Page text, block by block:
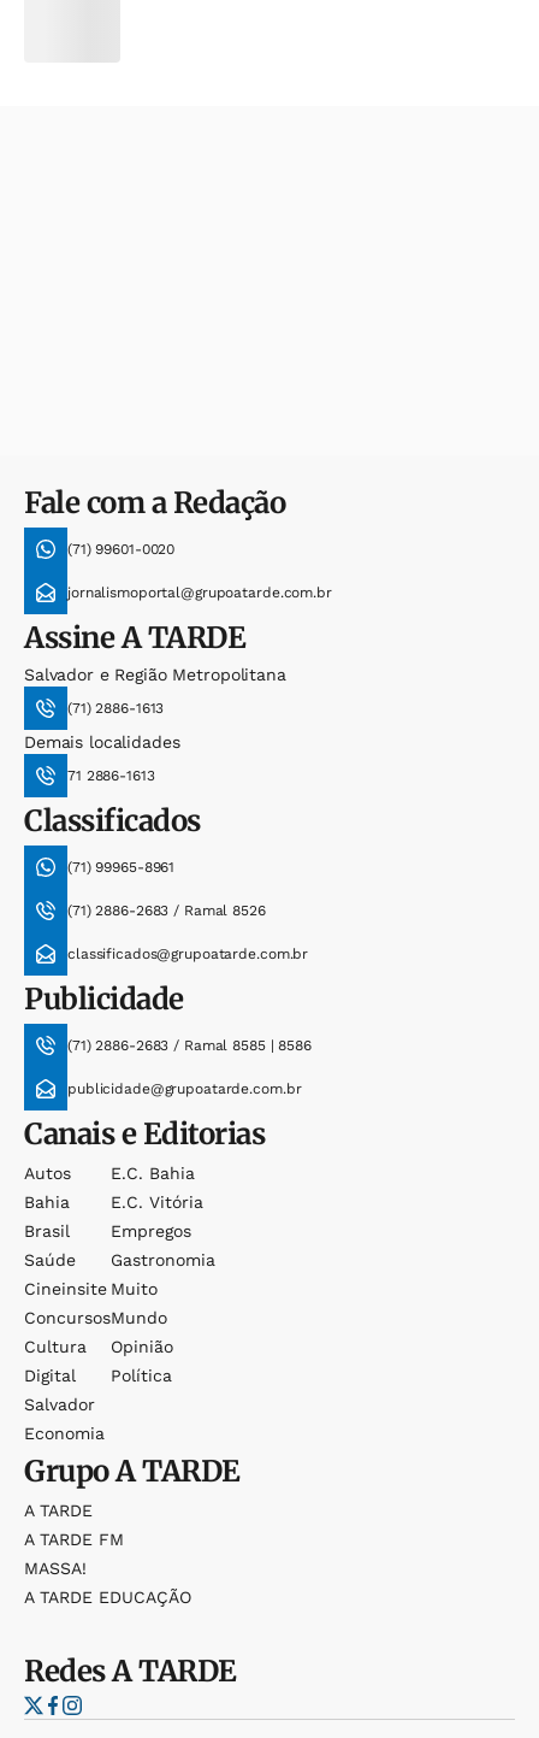
Fale com a Redação
(71) 99601-0020
jornalismoportal@grupoatarde.com.br
AssineA TARDE
Salvador e Região Metropolitana
(71) 2886-1613
Demais localidades
71 2886-1613
Classificados
(71) 99965-8961
(71) 2886-2683 / Ramal 8526
classificados@grupoatarde.com.br
Publicidade
(71) 2886-2683 / Ramal 8585 | 8586
publicidade@grupoatarde.com.br
Canais e Editorias
Autos
Bahia
Brasil
Saúde
Cineinsite
Concursos
Cultura
Digital
Salvador
Economia
E.c. Bahia
E.c. Vitória
Empregos
Gastronomia
Muito
Mundo
Opinião
Política
GrupoA TARDE
A TARDE
A TARDE FM
MASSA!
A TARDE EDUCAÇÃO
RedesA TARDE